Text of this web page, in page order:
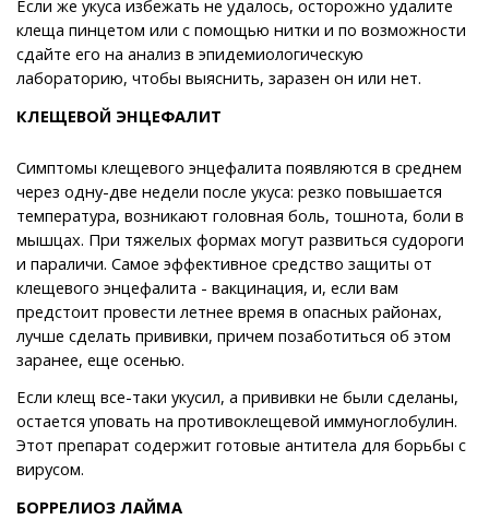
Если же укуса избежать не удалось, осторожно удалите
клеща пинцетом или с помощью нитки и по возможности
сдайте его на анализ в эпидемиологическую
лабораторию, чтобы выяснить, заразен он или нет.
КЛЕЩЕВОЙ ЭНЦЕФАЛИТ
Симптомы клещевого энцефалита появляются в среднем
через одну-две недели после укуса: резко повышается
температура, возникают головная боль, тошнота, боли в
мышцах. При тяжелых формах могут развиться судороги
и параличи. Самое эффективное средство защиты от
клещевого энцефалита - вакцинация, и, если вам
предстоит провести летнее время в опасных районах,
лучше сделать прививки, причем позаботиться об этом
заранее, еще осенью.
Если клещ все-таки укусил, а прививки не были сделаны,
остается уповать на противоклещевой иммуноглобулин.
Этот препарат содержит готовые антитела для борьбы с
вирусом.
БОРРЕЛИОЗ ЛАЙМА